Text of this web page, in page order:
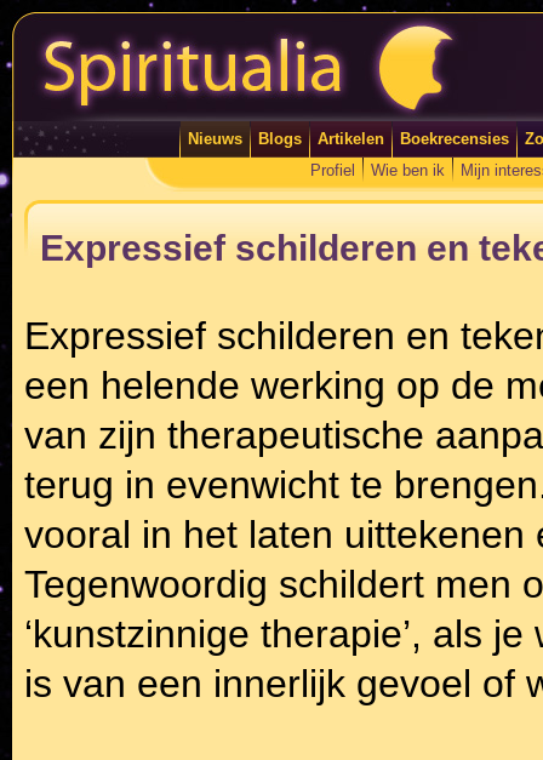
Nieuws Blogs Artikelen Boekrecensies
Profiel
Wie ben ik Mijn
Expressief schilderen en
Expressief schilderen en
een helende werking op de
van zijn therapeutische
terug in evenwicht te
vooral in het laten uittekenen
Tegenwoordig schildert men
‘kunstzinnige therapie’, als
is van een innerlijk gevoel of